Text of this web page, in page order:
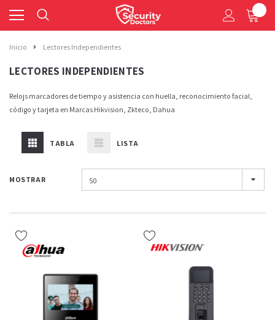
Inicio Lectores Independientes
LECTORES INDEPENDIENTES
Relojs marcadores de tiempo y asistencia con huella, reconocimiento facial,
código y tarjeta en Marcas Hikvision, Zkteco, Dahua
TABLA LISTA
MOSTRAR 50